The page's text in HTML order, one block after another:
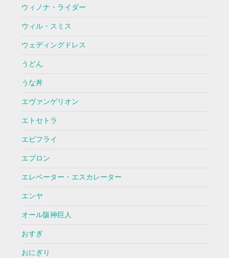
ウィノナ・ライダー
ウィル・スミス
ウェディングドレス
うどん
うな丼
エヴァンゲリオン
エトセトラ
エビフライ
エプロン
エレベーター・エスカレーター
エンヤ
オール阪神巨人
おすぎ
おにぎり